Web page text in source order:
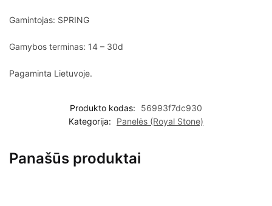
Gamintojas: SPRING
Gamybos terminas: 14 – 30d
Pagaminta Lietuvoje.
Produkto kodas:
56993f7dc930
Kategorija:
Panelės (Royal Stone)
Panašūs produktai